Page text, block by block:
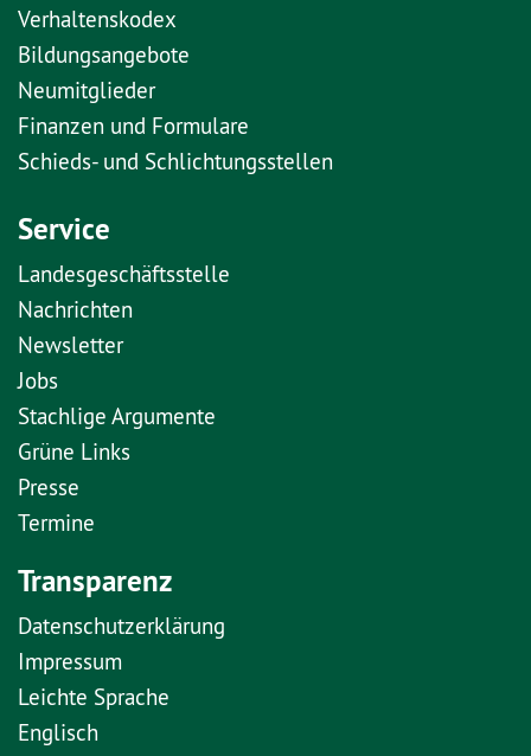
Verhaltenskodex
Bildungsangebote
Neumitglieder
Finanzen und Formulare
Schieds- und Schlichtungsstellen
Service
Landesgeschäftsstelle
Nachrichten
Newsletter
Jobs
Stachlige Argumente
Grüne Links
Presse
Termine
Transparenz
Datenschutzerklärung
Impressum
Leichte Sprache
Englisch